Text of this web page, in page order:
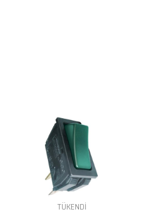
TÜKENDI